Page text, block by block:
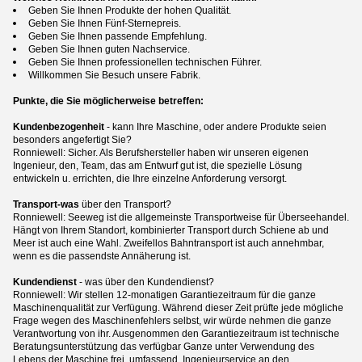
Geben Sie Ihnen Produkte der hohen Qualität.
Geben Sie Ihnen Fünf-Sternepreis.
Geben Sie Ihnen passende Empfehlung.
Geben Sie Ihnen guten Nachservice.
Geben Sie Ihnen professionellen technischen Führer.
Willkommen Sie Besuch unsere Fabrik.
Punkte, die Sie möglicherweise betreffen:
Kundenbezogenheit - kann Ihre Maschine, oder andere Produkte seien
besonders angefertigt Sie?
Ronniewell: Sicher. Als Berufshersteller haben wir unseren eigenen
Ingenieur, den, Team, das am Entwurf gut ist, die spezielle Lösung
entwickeln u. errichten, die Ihre einzelne Anforderung versorgt.
Transport-was über den Transport?
Ronniewell: Seeweg ist die allgemeinste Transportweise für Überseehandel.
Hängt von Ihrem Standort, kombinierter Transport durch Schiene ab und
Meer ist auch eine Wahl. Zweifellos Bahntransport ist auch annehmbar,
wenn es die passendste Annäherung ist.
Kundendienst - was über den Kundendienst?
Ronniewell: Wir stellen 12-monatigen Garantiezeitraum für die ganze
Maschinenqualität zur Verfügung. Während dieser Zeit prüfte jede mögliche
Frage wegen des Maschinenfehlers selbst, wir würde nehmen die ganze
Verantwortung von ihr. Ausgenommen den Garantiezeitraum ist technische
Beratungsunterstützung das verfügbar Ganze unter Verwendung des